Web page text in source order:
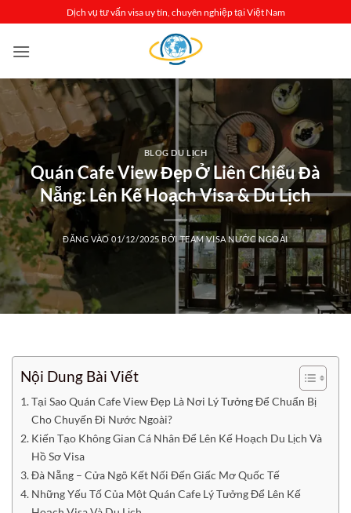
qua
nội
Dịch vụ tư vấn visa uy tín, chuyên nghiệp tại Việt Nam
BLOG DU LỊCH
Quán Cafe View Đẹp Ở Liên Chiểu Đà
Nẵng: Lên Kế Hoạch Visa & Du Lịch
ĐĂNG VÀO01/12/2025 BỞITEAM VISA NƯỚC NGOÀI
Nội Dung Bài Viết
Tại Sao Quán Cafe View Đẹp Là Nơi Lý Tưởng Để Chuẩn Bị
Cho Chuyến Đi Nước Ngoài?
Kiến Tạo Không Gian Cá Nhân Để Lên Kế Hoạch Du Lịch Và
Hồ Sơ Visa
Đà Nẵng – Cửa Ngõ Kết Nối Đến Giấc Mơ Quốc Tế
Những Yếu Tố Của Một Quán Cafe Lý Tưởng Để Lên Kế